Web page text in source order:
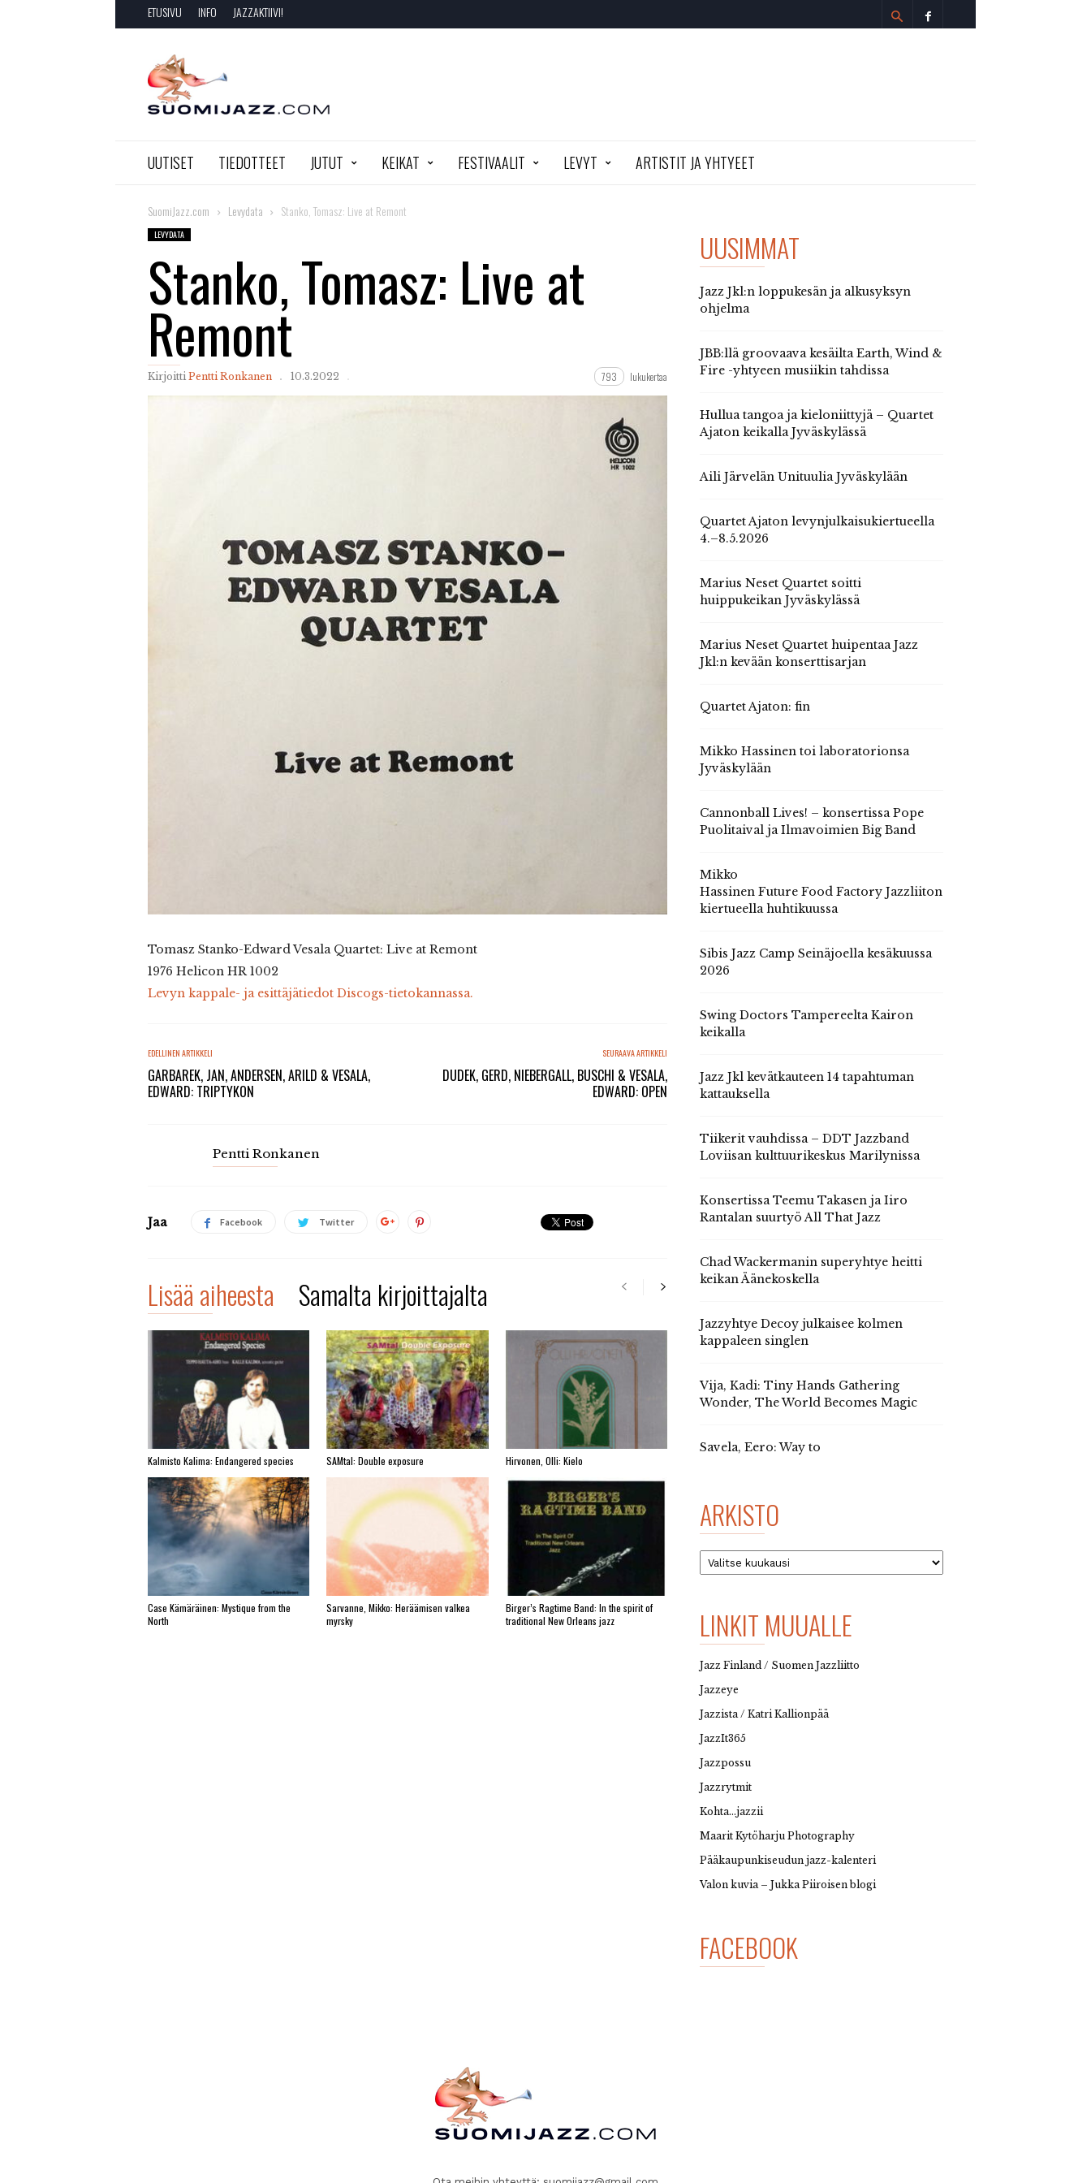
ETUSIVU INFO JAZZAKTIIVI!
SuomiJazz.com
UUTISET TIEDOTTEET JUTUT KEIKAT FESTIVAALIT LEVYT ARTISTIT JA YHTYEET
SuomiJazz.com Levydata Stanko, Tomasz: Live at Remont
LEVYDATA
Stanko, Tomasz: Live at
Remont
Kirjoitti Pentti Ronkanen 10.3.2022 793 lukukertaa
Tomasz Stanko-Edward Vesala Quartet: Live at Remont
1976 Helicon HR 1002
Levyn kappale- ja esittäjätiedot Discogs-tietokannassa.
EDELLINEN ARTIKKELI
GARBAREK, JAN, ANDERSEN, ARILD & VESALA,
EDWARD: TRIPTYKON
SEURAAVA ARTIKKELI
DUDEK, GERD, NIEBERGALL, BUSCHI & VESALA,
EDWARD: OPEN
Pentti Ronkanen
Jaa Facebook Twitter
Lisää aiheesta Samalta kirjoittajalta
Kalmisto Kalima: Endangered species SAMtal: Double exposure Hirvonen, Olli: Kielo
Case Kämäräinen: Mystique from the
North
Sarvanne, Mikko: Heräämisen valkea
myrsky
Birger’s Ragtime Band: In the spirit of
traditional New Orleans jazz
UUSIMMAT
Jazz Jkl:n loppukesän ja alkusyksyn
ohjelma
JBB:llä groovaava kesäilta Earth, Wind &
Fire -yhtyeen musiikin tahdissa
Hullua tangoa ja kieloniittyjä – Quartet
Ajaton keikalla Jyväskylässä
Aili Järvelän Unituulia Jyväskylään
Quartet Ajaton levynjulkaisukiertueella
4.–8.5.2026
Marius Neset Quartet soitti
huippukeikan Jyväskylässä
Marius Neset Quartet huipentaa Jazz
Jkl:n kevään konserttisarjan
Quartet Ajaton: fin
Mikko Hassinen toi laboratorionsa
Jyväskylään
Cannonball Lives! – konsertissa Pope
Puolitaival ja Ilmavoimien Big Band
Mikko
Hassinen Future Food Factory Jazzliiton
kiertueella huhtikuussa
Sibis Jazz Camp Seinäjoella kesäkuussa
2026
Swing Doctors Tampereelta Kairon
keikalla
Jazz Jkl kevätkauteen 14 tapahtuman
kattauksella
Tiikerit vauhdissa – DDT Jazzband
Loviisan kulttuurikeskus Marilynissa
Konsertissa Teemu Takasen ja Iiro
Rantalan suurtyö All That Jazz
Chad Wackermanin superyhtye heitti
keikan Äänekoskella
Jazzyhtye Decoy julkaisee kolmen
kappaleen singlen
Vija, Kadi: Tiny Hands Gathering
Wonder, The World Becomes Magic
Savela, Eero: Way to
ARKISTO
Arkisto
LINKIT MUUALLE
Jazz Finland / Suomen Jazzliitto
Jazzeye
Jazzista / Katri Kallionpää
JazzIt365
Jazzpossu
Jazzrytmit
Kohta…jazzii
Maarit Kytöharju Photography
Pääkaupunkiseudun jazz-kalenteri
Valon kuvia – Jukka Piiroisen blogi
FACEBOOK